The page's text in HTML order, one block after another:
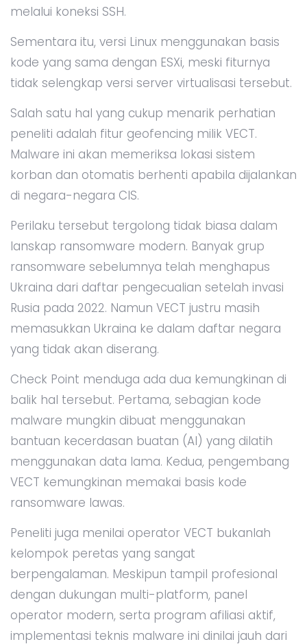
melalui koneksi SSH.
Sementara itu, versi Linux menggunakan basis
kode yang sama dengan ESXi, meski fiturnya
tidak selengkap versi server virtualisasi tersebut.
Salah satu hal yang cukup menarik perhatian
peneliti adalah fitur geofencing milik VECT.
Malware ini akan memeriksa lokasi sistem
korban dan otomatis berhenti apabila dijalankan
di negara-negara CIS.
Perilaku tersebut tergolong tidak biasa dalam
lanskap ransomware modern. Banyak grup
ransomware sebelumnya telah menghapus
Ukraina dari daftar pengecualian setelah invasi
Rusia pada 2022. Namun VECT justru masih
memasukkan Ukraina ke dalam daftar negara
yang tidak akan diserang.
Check Point menduga ada dua kemungkinan di
balik hal tersebut. Pertama, sebagian kode
malware mungkin dibuat menggunakan
bantuan kecerdasan buatan (AI) yang dilatih
menggunakan data lama. Kedua, pengembang
VECT kemungkinan memakai basis kode
ransomware lawas.
Peneliti juga menilai operator VECT bukanlah
kelompok peretas yang sangat
berpengalaman. Meskipun tampil profesional
dengan dukungan multi-platform, panel
operator modern, serta program afiliasi aktif,
implementasi teknis malware ini dinilai jauh dari